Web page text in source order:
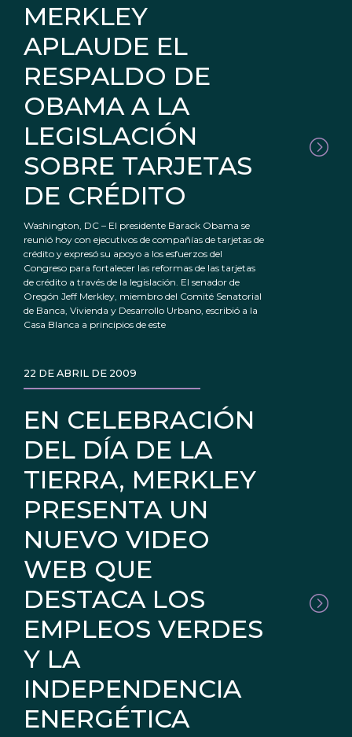
MERKLEY
APLAUDE EL
RESPALDO DE
OBAMA A LA
LEGISLACIÓN
SOBRE TARJETAS
DE CRÉDITO
Washington, DC – El presidente Barack Obama se
reunió hoy con ejecutivos de compañías de tarjetas de
crédito y expresó su apoyo a los esfuerzos del
Congreso para fortalecer las reformas de las tarjetas
de crédito a través de la legislación. El senador de
Oregón Jeff Merkley, miembro del Comité Senatorial
de Banca, Vivienda y Desarrollo Urbano, escribió a la
Casa Blanca a principios de este
EN CELEBRACIÓN
DEL DÍA DE LA
TIERRA, MERKLEY
PRESENTA UN
NUEVO VIDEO
WEB QUE
DESTACA LOS
EMPLEOS VERDES
Y LA
INDEPENDENCIA
ENERGÉTICA
22 DE ABRIL DE 2009